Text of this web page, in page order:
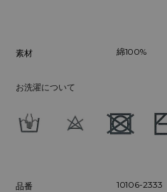
素材 綿100%
お洗濯について
品番
10106-2333